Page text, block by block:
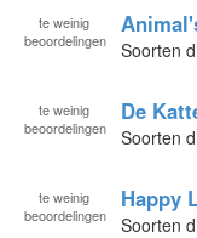
te weinig
beoordelingen
Soorten
te weinig
beoordelingen
De
Soorten
te weinig
beoordelingen
Happy
Soorten